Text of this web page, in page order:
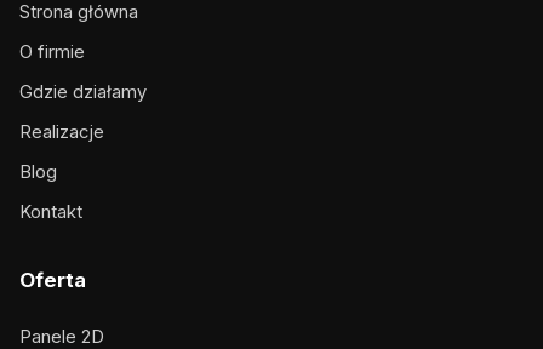
Strona główna
O firmie
Gdzie działamy
Realizacje
Blog
Kontakt
Oferta
Panele 2D